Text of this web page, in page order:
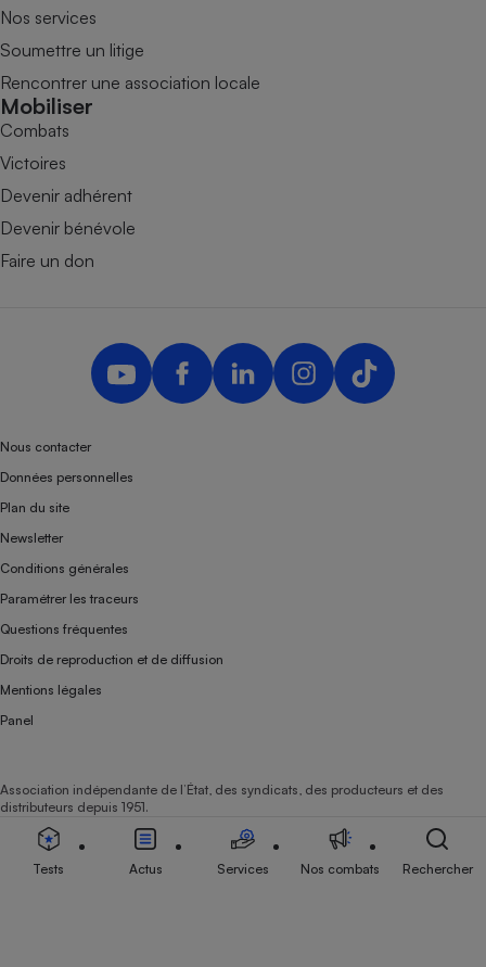
Nos services
Soumettre un litige
Rencontrer une association locale
Mobiliser
Combats
Victoires
Devenir adhérent
Devenir bénévole
Faire un don
Nous contacter
Données personnelles
Plan du site
Newsletter
Conditions générales
Paramétrer les traceurs
Questions fréquentes
Droits de reproduction et de diffusion
Mentions légales
Panel
Association indépendante de l’État, des syndicats, des producteurs et des
distributeurs depuis 1951.
Tests Actus Services Nos combats Rechercher